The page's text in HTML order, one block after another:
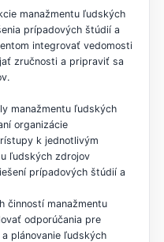
manažmentu ľudských
prípadových štúdií a
integrovať vedomosti
zručnosti a pripraviť sa
manažmentu ľudských
organizácie
k jednotlivým
ľudských zdrojov
prípadových štúdií a
činností manažmentu
odporúčania pre
plánovanie ľudských